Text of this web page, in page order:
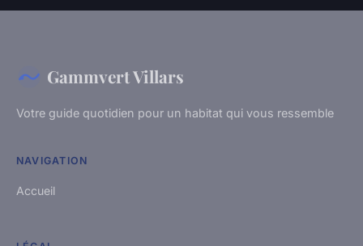
Gammvert Villars
Votre guide quotidien pour un habitat qui vous ressemble
NAVIGATION
Accueil